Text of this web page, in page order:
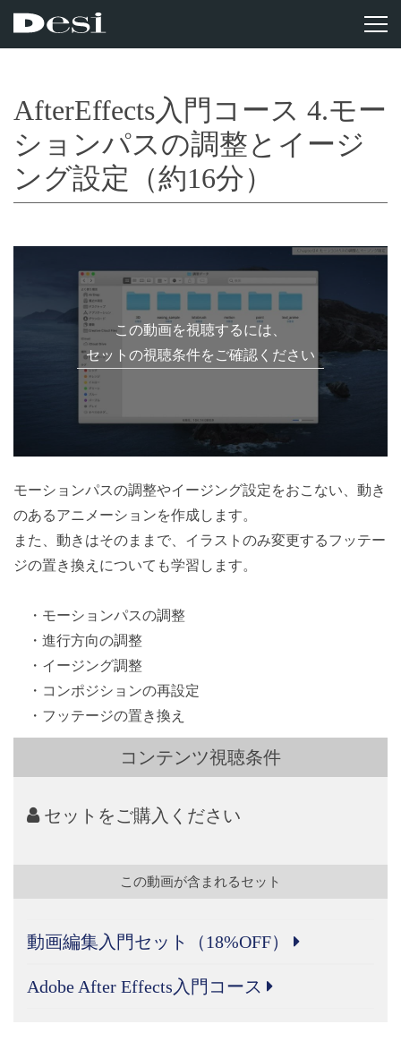
AfterEffects入門コース 4.モー
ションパスの調整とイージ
ング設定（約16分）
この動画を視聴するには、
セットの視聴条件をご確認ください
モーションパスの調整やイージング設定をおこない、動き
のあるアニメーションを作成します。
また、動きはそのままで、イラストのみ変更するフッテー
ジの置き換えについても学習します。
・モーションパスの調整
・進行方向の調整
・イージング調整
・コンポジションの再設定
・フッテージの置き換え
コンテンツ視聴条件
セットをご購入ください
この動画が含まれるセット
動画編集入門セット（18%OFF）
Adobe After Effects入門コース